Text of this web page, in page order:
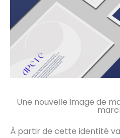
Une nouvelle image de
À partir de cette identité